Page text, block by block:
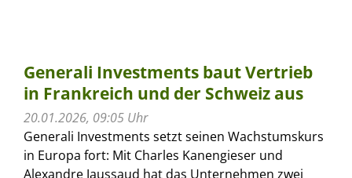
Generali Investments baut Vertrieb
in Frankreich und der Schweiz aus
20.01.2026, 09:05 Uhr
Generali Investments setzt seinen Wachstumskurs
in Europa fort: Mit Charles Kanengieser und
Alexandre Jaussaud hat das Unternehmen zwei